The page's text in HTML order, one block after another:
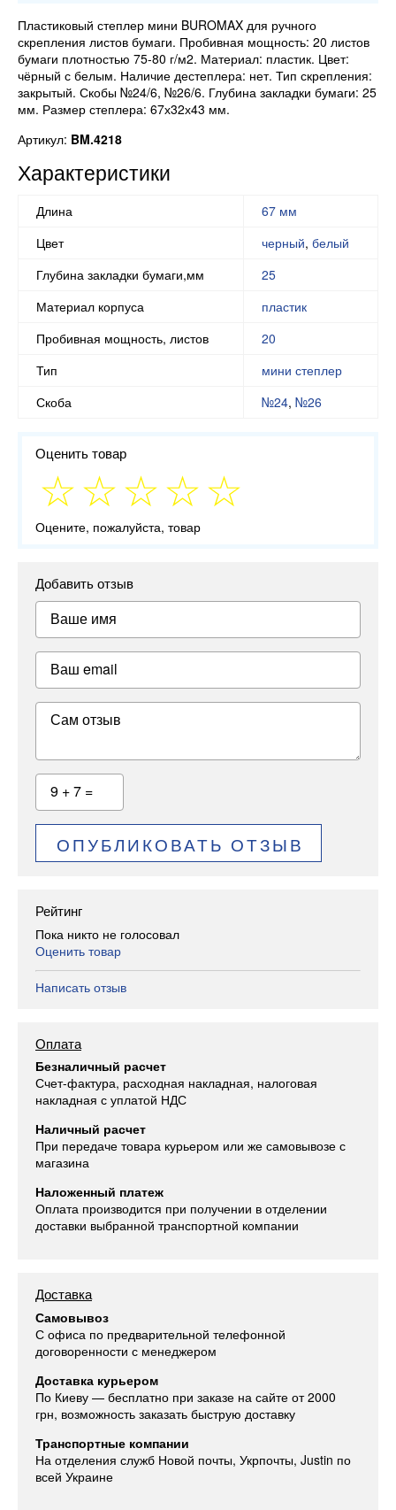
Пластиковый степлер мини BUROMAX для ручного
скрепления листов бумаги. Пробивная мощность: 20 листов
бумаги плотностью 75-80 г/м2. Материал: пластик. Цвет:
чёрный с белым. Наличие дестеплера: нет. Тип скрепления:
закрытый. Скобы №24/6, №26/6. Глубина закладки бумаги: 25
мм. Размер степлера: 67х32х43 мм.
Артикул: BM.4218
Характеристики
Длина
67 мм
Цвет
черный, белый
Глубина закладки бумаги,мм
25
Материал корпуса
пластик
Пробивная мощность, листов
20
Тип
мини степлер
Скоба
№24, №26
Оценить товар
Оцените, пожалуйста, товар
Добавить отзыв
Ваше имя
Ваш email
Сам отзыв
9 + 7 =
ОПУБЛИКОВАТЬ ОТЗЫВ
Рейтинг
Пока никто не голосовал
Оценить товар
Написать отзыв
Оплата
Безналичный расчет
Счет-фактура, расходная накладная, налоговая
накладная с уплатой НДС
Наличный расчет
При передаче товара курьером или же самовывозе с
магазина
Наложенный платеж
Оплата производится при получении в отделении
доставки выбранной транспортной компании
Доставка
Самовывоз
С офиса по предварительной телефонной
договоренности с менеджером
Доставка курьером
По Киеву — бесплатно при заказе на сайте от 2000
грн, возможность заказать быструю доставку
Транспортные компании
На отделения служб Новой почты, Укрпочты, Justin по
всей Украине